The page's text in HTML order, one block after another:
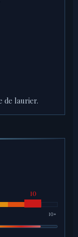
de laurier.
10+